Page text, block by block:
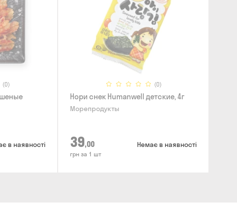
(0)
в наявності
(0)
Нори снек Humanwell детские, 4г
Морепродукты
39,00
грн за 1 шт
Немає в наявності